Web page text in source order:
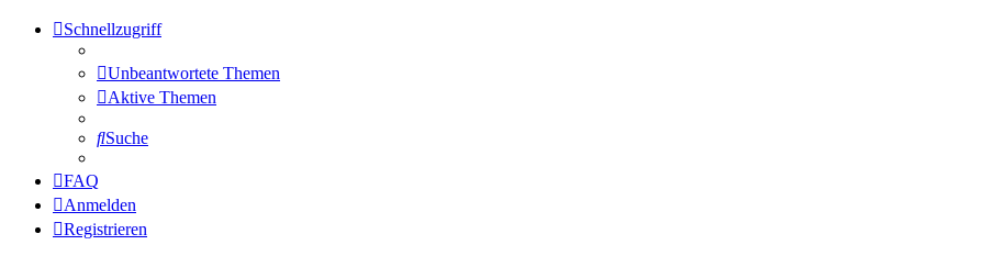
Schnellzugriff
Unbeantwortete Themen
Aktive Themen
Suche
FAQ
Anmelden
Registrieren